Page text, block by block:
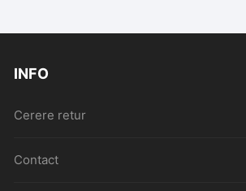
INFO
Cerere retur
Contact